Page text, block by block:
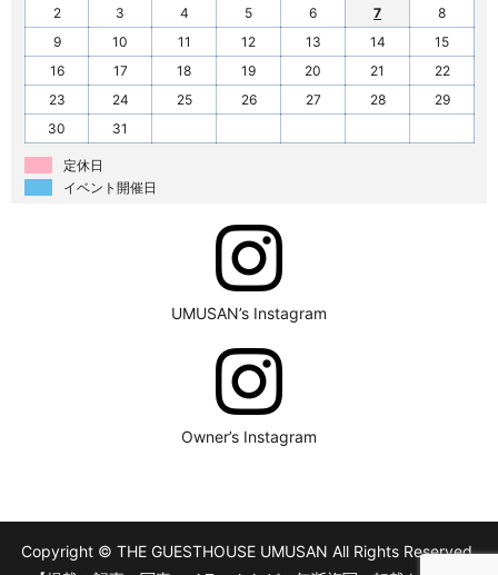
2
3 4 5 6 7
8
9
10 11 12 13 14
15
16
17 18 19 20 21
22
23
24 25 26 27 28
29
30
31
定休日
イベント開催日
UMUSAN’s Instagram
Owner’s Instagram
Copyright © THE GUESTHOUSE UMUSAN All Rights Reserved.